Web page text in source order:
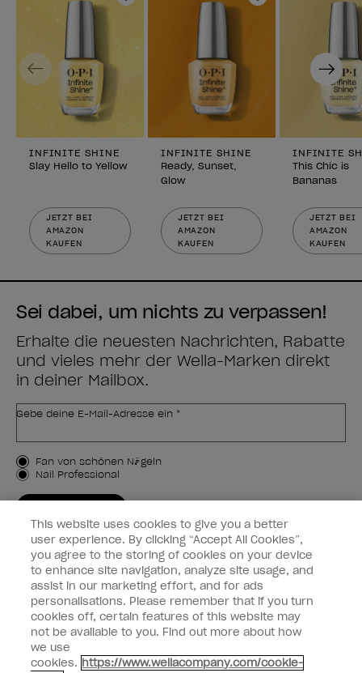
Zur Wunschliste hinzufügen
INFINITE SHINE
Slay Hello to Yellow
JETZT BEI
AMAZON
KAUFEN
Zur
INFINITE SHINE
Ready, Sunset,
Glow
JETZT BEI
AMAZON
KAUFEN
INFINITE
This Chic is
Bananas
JETZT BEI
AMAZON
KAUFEN
Previous Next
Sei dabei, um nichts zu verpassen!
Erhalte die neuesten Nachrichten, Rabatte
und vieles mehr der Wella-Marken direkt
in deiner Mailbox.
Gebe deine E-Mail-Adresse ein *
Kundenart
Fan von schönen Nägeln
Nail Professional
Kundeninformationen
Vernetzen
facebookinstagram
This website uses cookies to give you a better
user experience. By clicking “Accept All Cookies”,
you agree to the storing of cookies on your device
to enhance site navigation, analyze site usage, and
assist in our marketing effort, and for ads
personalisations. Please remember that if you turn
cookies off, certain features of this website may
not be available to you. Find out more about how
we use
cookies. https://www.wellacompany.com/cookie-